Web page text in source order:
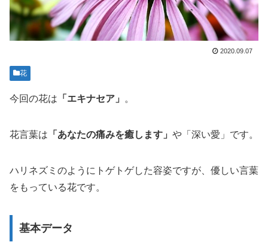
2020.09.07
花
今回の花は 「エキナセア」 。
花言葉は 「あなたの痛みを癒します」 や「深い愛」です。
ハリネズミのようにトゲトゲした容姿ですが、優しい言葉
をもっている花です。
基本データ